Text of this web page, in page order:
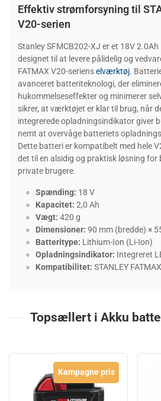
Effektiv strømforsyning til
V20-serien
Stanley SFMCB202-XJ er et 18V
designet til at levere pålidelig og
FATMAX V20-serienselværktøj.
avanceret batteriteknologi, der
hukommelseseffekter og minimerer
sikrer, at værktøjet er klar til brug, når
integrerede opladningsindikator giver
nemt at overvåge batteriets
Dette batteri er kompatibelt med hele
det til en alsidig og praktisk løsning for
private brugere.
Spænding: 18 V
Kapacitet: 2,0 Ah
Vægt: 420 g
Dimensioner: 90 mm (bredde) ×
Batteritype: Lithium-Ion (Li-Ion)
Opladningsindikator: Integreret
Kompatibilitet: STANLEY
Topsællert i Akku
Kampagne pris